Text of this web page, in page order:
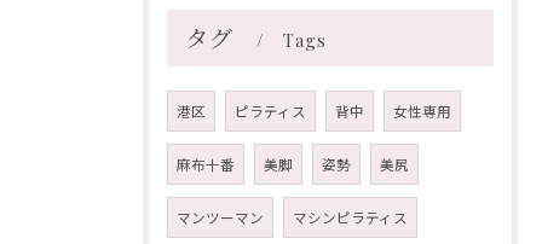
タグ Tags
港区 ピラティス 背中 女性専用
麻布十番 美脚 姿勢 美尻
マンツーマン マシンピラティス